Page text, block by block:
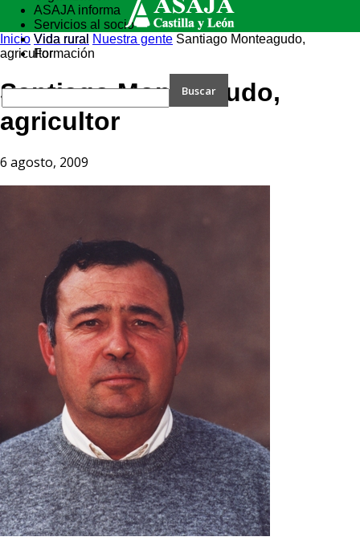
ASAJA informa
Servicios al socio
Vida rural
Formación
Inicio Vida rural Nuestra gente Santiago Monteagudo,
agricultor
Santiago Monteagudo,
agricultor
6 agosto, 2009